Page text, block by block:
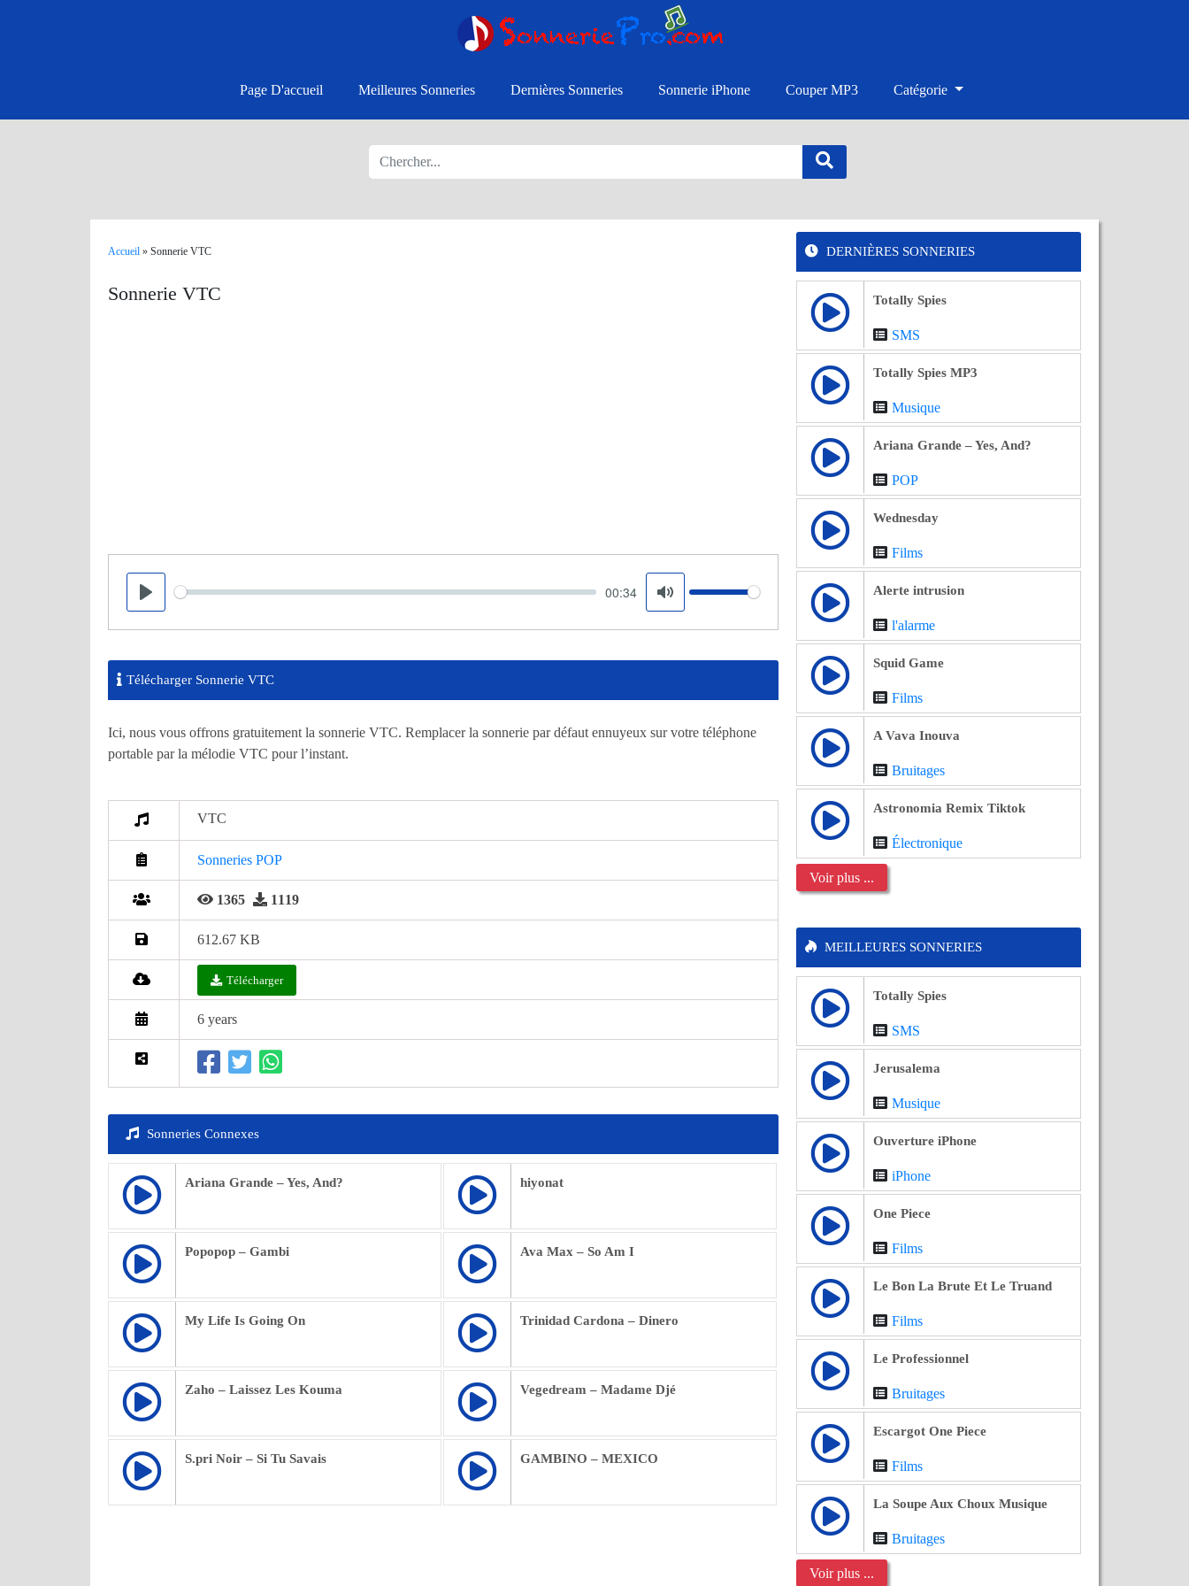
Page D'accueil Meilleures Sonneries Dernières Sonneries Sonnerie iPhone Couper MP3 Catégorie
Accueil » Sonnerie VTC
Sonnerie VTC
Play
Seek 00:34
Mute
Volume
Télécharger Sonnerie VTC
Ici, nous vous offrons gratuitement la sonnerie VTC. Remplacer la sonnerie par défaut ennuyeux sur votre téléphone
portable par la mélodie VTC pour l’instant.
VTC
Sonneries POP
1365 1119
612.67 KB
Télécharger
6 years
Sonneries Connexes
Ariana Grande – Yes, And? hiyonat
Popopop – Gambi Ava Max – So Am I
My Life Is Going On Trinidad Cardona – Dinero
Zaho – Laissez Les Kouma Vegedream – Madame Djé
S.pri Noir – Si Tu Savais GAMBINO – MEXICO
DERNIÈRES SONNERIES
Totally Spies
SMS
Totally Spies MP3
Musique
Ariana Grande – Yes, And?
POP
Wednesday
Films
Alerte intrusion
l'alarme
Squid Game
Films
A Vava Inouva
Bruitages
Astronomia Remix Tiktok
Électronique
Voir plus ...
MEILLEURES SONNERIES
Totally Spies
SMS
Jerusalema
Musique
Ouverture iPhone
iPhone
One Piece
Films
Le Bon La Brute Et Le Truand
Films
Le Professionnel
Bruitages
Escargot One Piece
Films
La Soupe Aux Choux Musique
Bruitages
Voir plus ...